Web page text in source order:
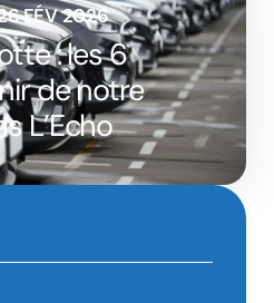
FÉV 2026
: les 6
de notre
L’Echo